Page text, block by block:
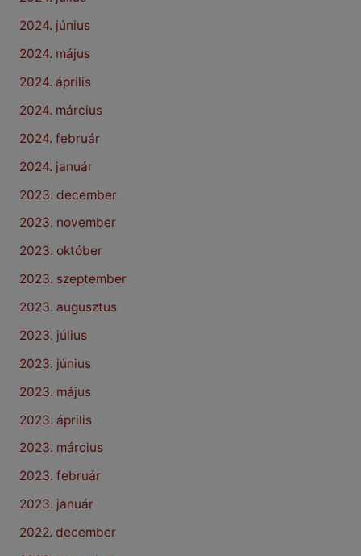
2024. június
2024. május
2024. április
2024. március
2024. február
2024. január
2023. december
2023. november
2023. október
2023. szeptember
2023. augusztus
2023. július
2023. június
2023. május
2023. április
2023. március
2023. február
2023. január
2022. december